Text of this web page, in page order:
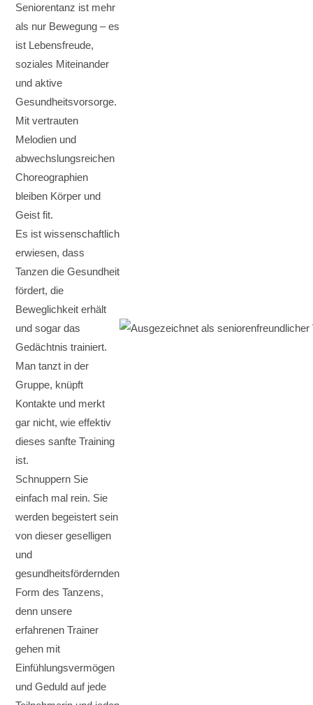
Seniorentanz ist mehr
als nur Bewegung – es
ist Lebensfreude,
soziales Miteinander
und aktive
Gesundheitsvorsorge.
Mit vertrauten
Melodien und
abwechslungsreichen
Choreographien
bleiben Körper und
Geist fit.
Es ist wissenschaftlich
erwiesen, dass
Tanzen die Gesundheit
fördert, die
Beweglichkeit erhält
und sogar das
Gedächtnis trainiert.
Man tanzt in der
Gruppe, knüpft
Kontakte und merkt
gar nicht, wie effektiv
dieses sanfte Training
ist.
Schnuppern Sie
einfach mal rein. Sie
werden begeistert sein
von dieser geselligen
und
gesundheitsfördernden
Form des Tanzens,
denn unsere
erfahrenen Trainer
gehen mit
Einfühlungsvermögen
und Geduld auf jede